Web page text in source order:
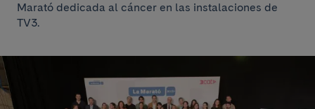
Marató dedicada al cáncer en las instalaciones de
TV3.